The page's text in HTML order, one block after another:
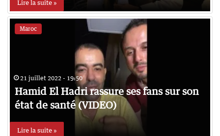
Lire la suite »
Maroc
21 juillet 2022 - 19:50
Hamid El Hadri rassure ses fans sur son
état de santé (VIDEO)
Lire la suite »